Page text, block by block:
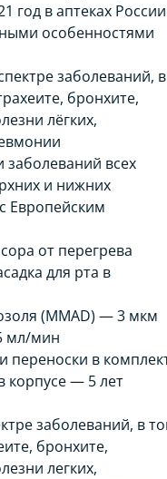
год в аптеках
особенностями
заболеваний, в
бронхите,
лёгких,
всех
и нижних
Европейским
от перегрева
для рта в
(MMAD) — 3 мкм
мл/мин
переноски в
корпусе — 5 лет
заболеваний, в
бронхите,
легких,